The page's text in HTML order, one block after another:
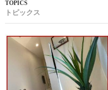
トピックス